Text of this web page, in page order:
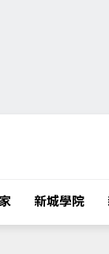
新城學院